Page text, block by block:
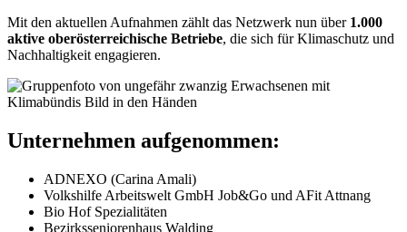
Mit den aktuellen Aufnahmen zählt das Netzwerk nun über 1.000
aktive oberösterreichische Betriebe, die sich für Klimaschutz und
Nachhaltigkeit engagieren.
Unternehmen aufgenommen:
ADNEXO (Carina Amali)
Volkshilfe Arbeitswelt GmbH Job&Go und AFit Attnang
Bio Hof Spezialitäten
Bezirksseniorenhaus Walding